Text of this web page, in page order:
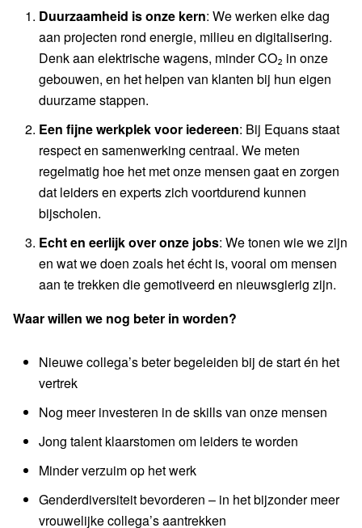
Duurzaamheid is onze kern: We werken elke dag
aan projecten rond energie, milieu en digitalisering.
Denk aan elektrische wagens, minder CO₂ in onze
gebouwen, en het helpen van klanten bij hun eigen
duurzame stappen.
Een fijne werkplek voor iedereen: Bij Equans staat
respect en samenwerking centraal. We meten
regelmatig hoe het met onze mensen gaat en zorgen
dat leiders en experts zich voortdurend kunnen
bijscholen.
Echt en eerlijk over onze jobs: We tonen wie we zijn
en wat we doen zoals het écht is, vooral om mensen
aan te trekken die gemotiveerd en nieuwsgierig zijn.
Waar willen we nog beter in worden?
Nieuwe collega’s beter begeleiden bij de start én het
vertrek
Nog meer investeren in de skills van onze mensen
Jong talent klaarstomen om leiders te worden
Minder verzuim op het werk
Genderdiversiteit bevorderen – in het bijzonder meer
vrouwelijke collega’s aantrekken